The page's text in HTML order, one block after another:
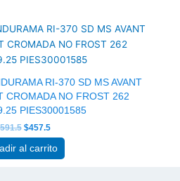
RI-370 SD MS AVANT
CROMADA NO FROST 262
PIES30001585
591.5
original
era:
$591.5.
$457.5
actual
es:
$457.5.
al carrito